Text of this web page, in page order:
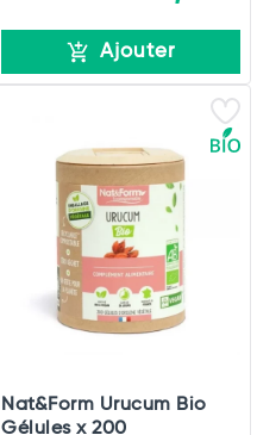
Ajouter
Nat&Form Urucum Bio
Gélules x 200